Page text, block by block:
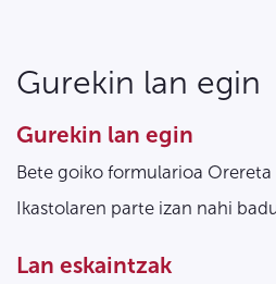
Gurekin lan egin
Gurekin lan egin
Bete goiko formularioa Orereta
Ikastolaren parte izan nahi
Lan eskaintzak